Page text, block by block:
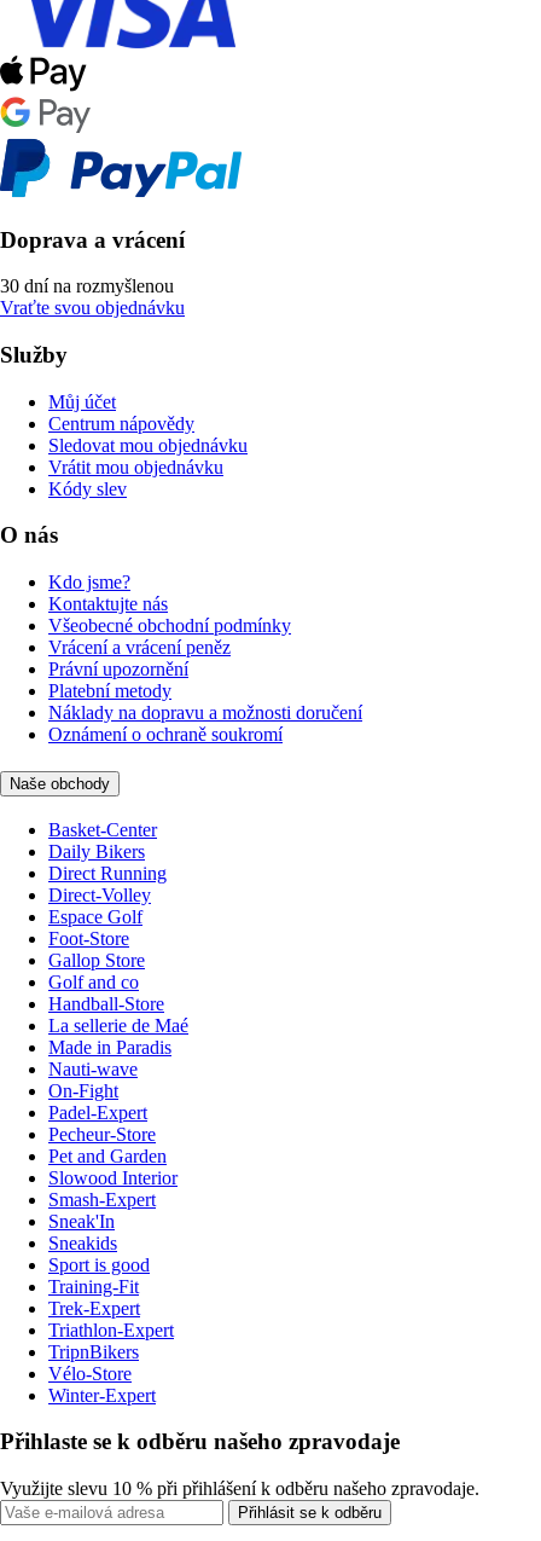
Doprava a vrácení
30 dní na rozmyšlenou
Vraťte svou objednávku
Služby
Můj účet
Centrum nápovědy
Sledovat mou objednávku
Vrátit mou objednávku
Kódy slev
O nás
Kdo jsme?
Kontaktujte nás
Všeobecné obchodní podmínky
Vrácení a vrácení peněz
Právní upozornění
Platební metody
Náklady na dopravu a možnosti doručení
Oznámení o ochraně soukromí
Naše obchody
Basket-Center
Daily Bikers
Direct Running
Direct-Volley
Espace Golf
Foot-Store
Gallop Store
Golf and co
Handball-Store
La sellerie de Maé
Made in Paradis
Nauti-wave
On-Fight
Padel-Expert
Pecheur-Store
Pet and Garden
Slowood Interior
Smash-Expert
Sneak'In
Sneakids
Sport is good
Training-Fit
Trek-Expert
Triathlon-Expert
TripnBikers
Vélo-Store
Winter-Expert
Přihlaste se k odběru našeho zpravodaje
Využijte slevu 10 % při přihlášení k odběru našeho zpravodaje.
Přihlásit se k odběru